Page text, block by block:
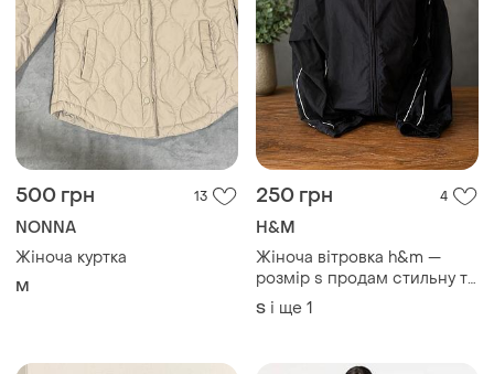
500 грн 13
NONNA
Жіноча куртка
M
250 грн 4
H&M
Жіноча вітровка h&m —
розмір s продам стильну та
практичну жіночу чорну
вітровку h&m у класичному
виглядає сучасно
S і ще 1